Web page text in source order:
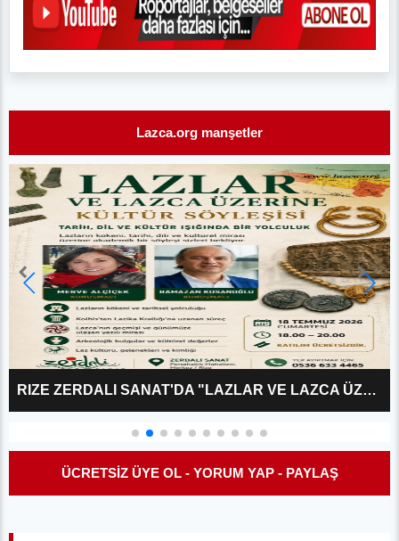
Lazca.org manşetler
RIZE ZERDALI SANAT'DA "LAZLAR VE LAZCA ÜZERINE?" KÜLTÜR SÖYLEŞISI
ÜCRETSİZ ÜYE OL - YORUM YAP - PAYLAŞ